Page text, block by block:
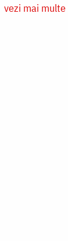
vezi mai multe